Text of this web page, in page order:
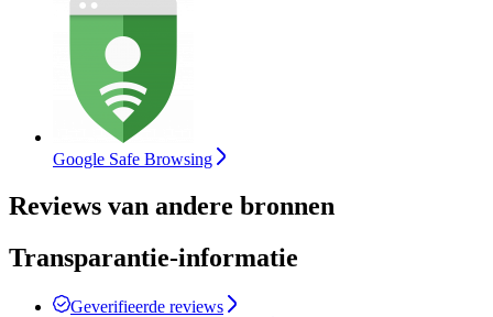
Google Safe Browsing
Reviews van andere bronnen
Transparantie-informatie
Geverifieerde reviews